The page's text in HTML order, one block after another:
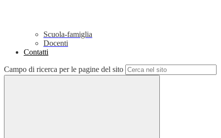
Scuola-famiglia
Docenti
Contatti
Campo di ricerca per le pagine del sito